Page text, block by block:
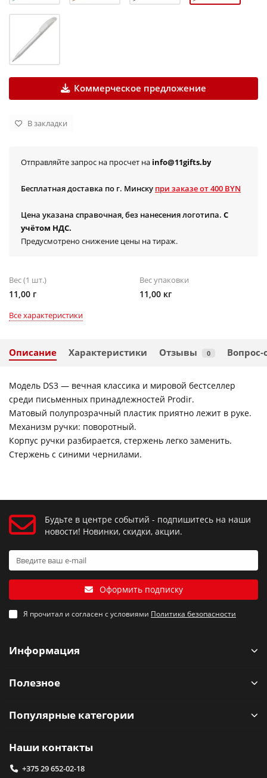
Коммерческое предложение
В закладки
Отправляйте запрос на просчет на info@11gifts.by
Бесплатная доставка по г. Минску при заказе от 400 BYN
Цена указана справочная, без нанесения логотипа. С
учётом НДС.
Предусмотрено снижение цены на тираж.
Вес (1 шт.)
11,00 г
Вес упаковки
11,00 кг
Все характеристики
Описание Характеристики Отзывы 0 Вопрос-
Модель DS3 — вечная классика и мировой бестселлер
среди письменных принадлежностей Prodir.
Матовый полупрозрачный пластик приятно лежит в руке.
Механизм ручки: поворотный.
Корпус ручки разбирается, стержень легко заменить.
Стержень с синими чернилами.
Будьте в центре событий - подпишитесь на наши
новости! Новинки, скидки, акции.
Оформить подписку
Я прочитал и согласен с условиями Политика безопасности
Информация
Полезное
Популярные категории
Наши контакты
+375 29 652-02-18